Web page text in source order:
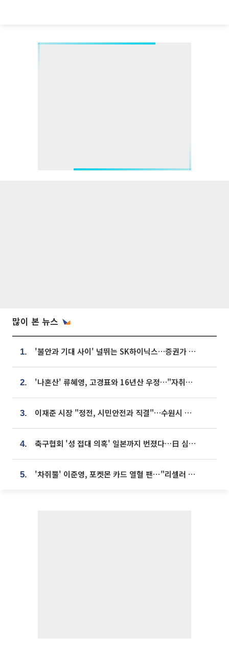
많이 본 뉴스
1. '불안과 기대 사이' 널뛰는 SK하이닉스…증권가 "HBM4·LTA 기반 펀터멘털 견고"
2. '나혼산' 류혜영, 고경표와 16년산 우정…"자취방서 부모님과 마주쳐"
3. 이재준 시장 "정전, 시민안전과 직결"…수원시 비상대응체계 가동
4. 축구협회 '성 접대 의혹' 일본까지 번졌다…日 심판 실명 공개
5. '차쥐뿔' 이준영, 포켓몬 카드 열혈 팬⋯"리셀러 처단할 것"